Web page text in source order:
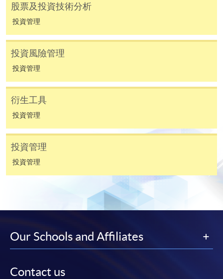
人或報名中心。
選用網上報名服務必須在已接駁互聯網及支援
JavaScript程式瀏覽器的電腦上進行。建議選用
Google Chrome瀏覽器。
申請人不應閒置申請超過10分鐘。否則，申請人
報讀優惠，請親臨學院的報名中心報名。
在網上報名過程中，由於提交課程申請和付款在系
統處理上為兩個不同的程序，成功付款並不保證成
功被獲取錄。任何不成功的申請，課程組職員將儘
申請人應注意，不論親身或網上報讀，相同的課
在網上報名過程中，付款成功後，網頁將顯示付款
除特殊情況(例如課程因報名人數不足而被取消)及
股票及投資技術分析
投資管理
投資風險管理
投資管理
衍生工具
投資管理
投資管理
投資管理
Our Schools and Affiliates
Contact us